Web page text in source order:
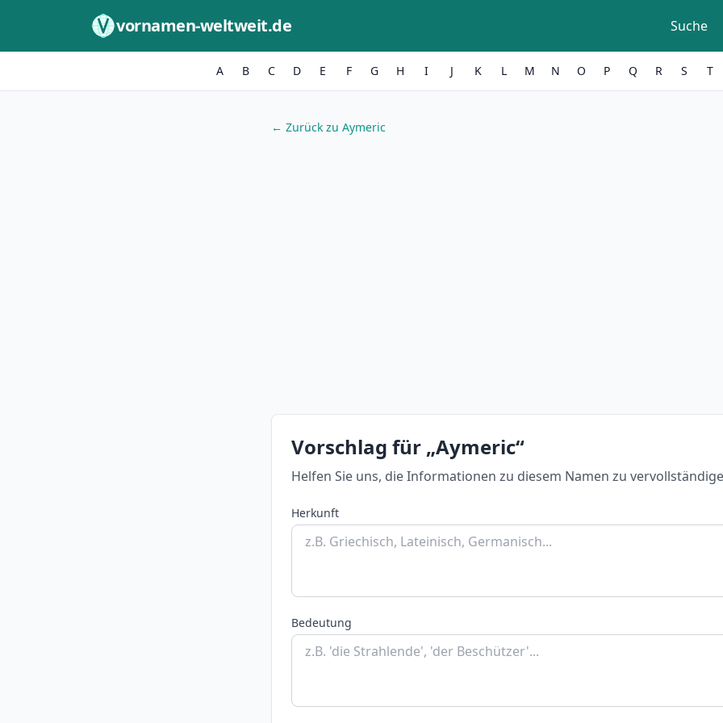
vornamen-weltweit.de Suche
A B C D E F G H I J K L M N O P Q R S T
← Zurück zu Aymeric
Vorschlag für „Aymeric“
Helfen Sie uns, die Informationen zu diesem Namen zu
Herkunft
Bedeutung